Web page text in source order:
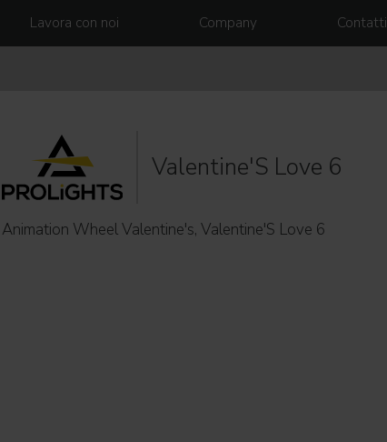
Lavora con noi Company Contatti
Valentine'S Love 6
Animation Wheel Valentine's, Valentine'S Love 6